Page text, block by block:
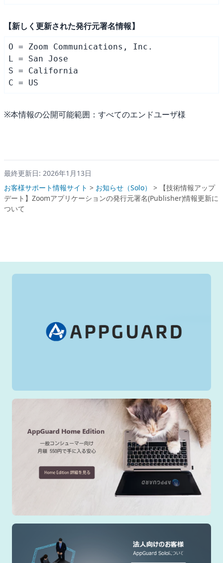
【新しく更新された発行元署名情報】
O = Zoom Communications, Inc.
L = San Jose
S = California
※本情報の公開可能範囲：すべてのエンドユーザ様
最終更新日: 2026年1月13日
お客様サポート情報サイト > お知らせ（Solo） >
【技術情報アップ
デート】Zoomアプリケーションの発行元署名(Publisher)情報更新に
ついて